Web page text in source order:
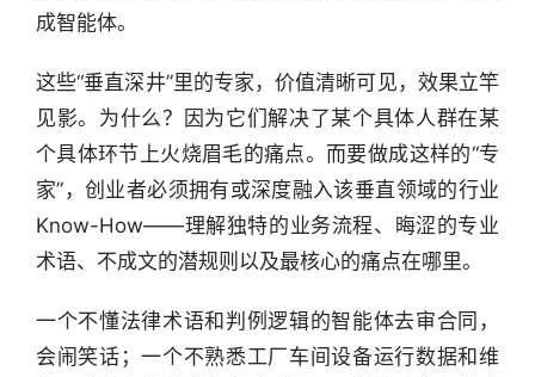
研
报
告
创
之
窗
机
成智能体。
这些“垂直深井”里的专家，价值清晰可见，效果立竿
见影。为什么？因为它们解决了某个具体人群在某
个具体环节上火烧眉毛的痛点。而要做成这样的“专
家”，创业者必须拥有或深度融入该垂直领域的行业
Know-How——理解独特的业务流程、晦涩的专业
术语、不成文的潜规则以及最核心的痛点在哪里。
一个不懂法律术语和判例逻辑的智能体去审合同，
会闹笑话；一个不熟悉工厂车间设备运行数据和维